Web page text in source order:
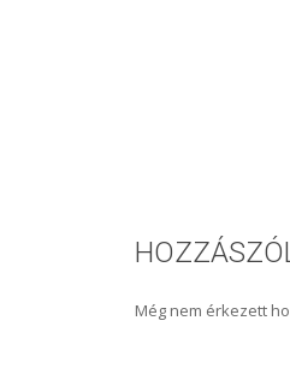
Még nem érkezett